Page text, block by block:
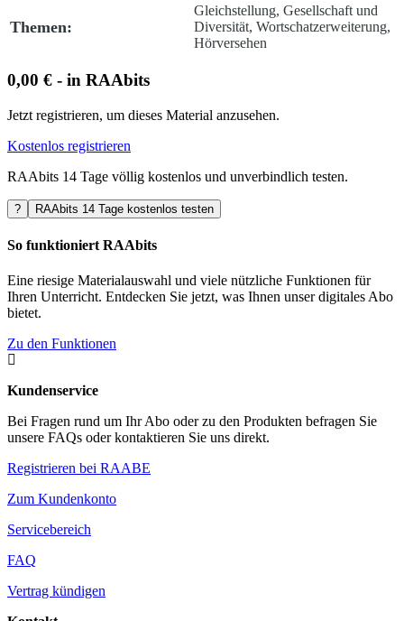
Themen:
Gleichstellung, Gesellschaft und
Diversität, Wortschatzerweiterung,
Hörversehen
0,00 € - in RAAbits
Jetzt registrieren, um dieses Material anzusehen.
Kostenlos registrieren
RAAbits 14 Tage völlig kostenlos und unverbindlich testen.
? RAAbits 14 Tage kostenlos testen
So funktioniert RAAbits
Eine riesige Materialauswahl und viele nützliche Funktionen für
Ihren Unterricht. Entdecken Sie jetzt, was Ihnen unser digitales Abo
bietet.
Zu den Funktionen

Kundenservice
Bei Fragen rund um Ihr Abo oder zu den Produkten befragen Sie
unsere FAQs oder kontaktieren Sie uns direkt.
Registrieren bei RAABE
Zum Kundenkonto
Servicebereich
FAQ
Vertrag kündigen